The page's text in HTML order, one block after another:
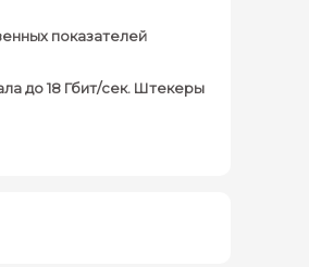
показателей
до 18 Гбит/сек. Штекеры